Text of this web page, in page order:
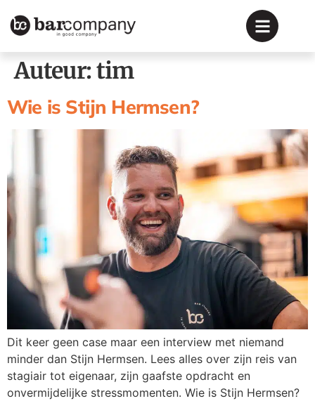
Auteur:tim
Wie is Stijn Hermsen?
Dit keer geen case maar een interview met niemand
minder dan Stijn Hermsen. Lees alles over zijn reis van
stagiair tot eigenaar, zijn gaafste opdracht en
onvermijdelijke stressmomenten. Wie is Stijn Hermsen?